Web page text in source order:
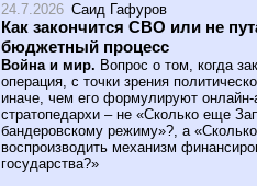
24.7.2026 Саид Гафуров
Как закончится СВО или не
бюджетный процесс
Война и мир. Вопрос о том, когда
операция, с точки зрения
иначе, чем его формулируют онлайн-
стратопедархи – не «Сколько еще
бандеровскому режиму»?, а
воспроизводить механизм
государства?»